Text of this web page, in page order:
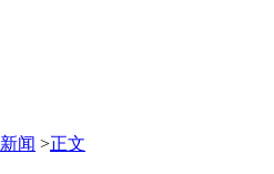
闻 >正文